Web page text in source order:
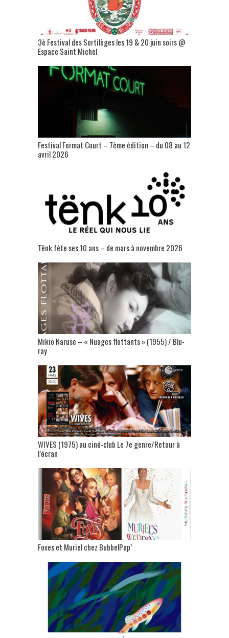
3è Festival des Sortilèges les 19 & 20 juin soirs @
Espace Saint Michel
Festival Format Court – 7ème édition – du 08 au 12
avril 2026
Tënk fête ses 10 ans – de mars à novembre 2026
Mikio Naruse – « Nuages flottants » (1955) / Blu-
ray
WIVES (1975) au ciné-club Le 7e genre/Retour à
l’écran
Foxes et Muriel chez BubbelPop’